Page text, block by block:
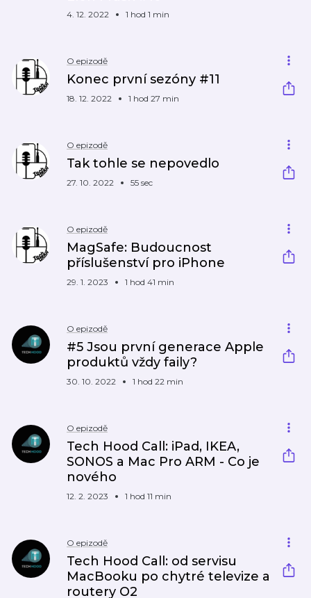
4. 12. 2022 1 hod 1 min
O epizodě
Konec první sezóny #11
18. 12. 2022 1 hod 27 min
O epizodě
Tak tohle se nepovedlo
27. 10. 2022 55 sec
O epizodě
MagSafe: Budoucnost
příslušenství pro iPhone
29. 1. 2023 1 hod 41 min
O epizodě
#5 Jsou první generace Apple
produktů vždy faily?
30. 10. 2022 1 hod 22 min
O epizodě
Tech Hood Call: iPad, IKEA,
SONOS a Mac Pro ARM - Co je
nového
12. 2. 2023 1 hod 11 min
O epizodě
Tech Hood Call: od servisu
MacBooku po chytré televize a
routery O2